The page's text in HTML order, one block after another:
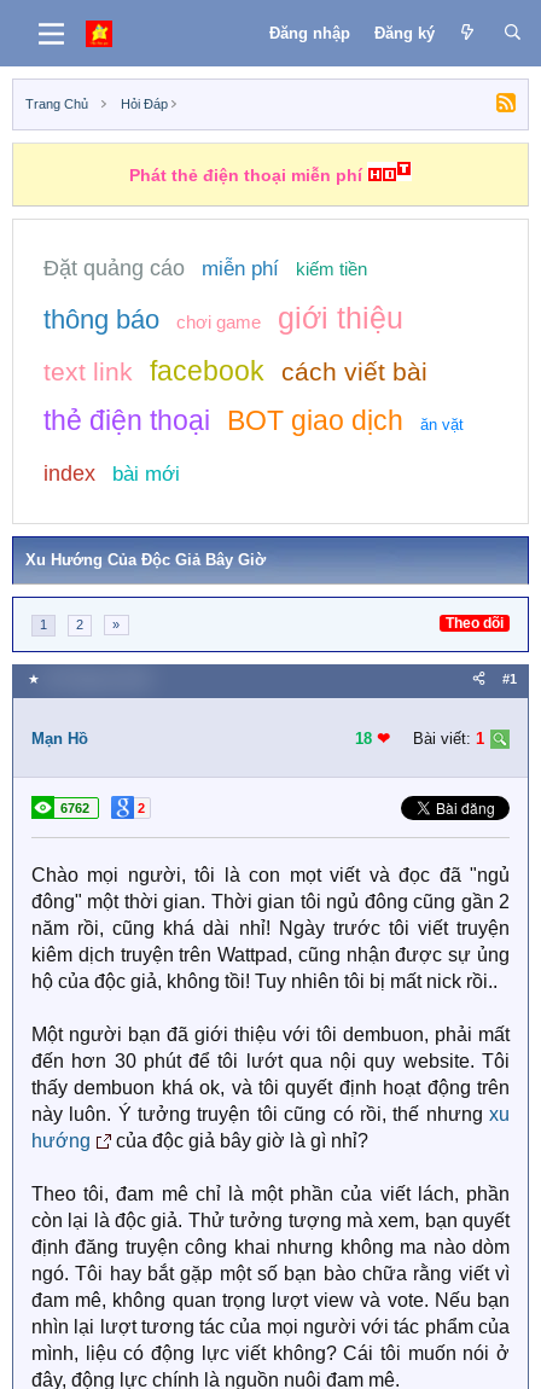
Đăng nhập Đăng ký
Trang Chủ Hỏi Đáp
Những nhiệm vụ kiếm tiền
Đặt quảng cáo miễn phí kiếm tiền
thông báo chơi game giới thiệu
text link facebook cách viết bài
thẻ điện thoại BOT giao dịch ăn vặt
index bài mới
Xu Hướng Của Độc Giả Bây Giờ
1 2 » Theo dõi
★ #1
Mạn Hồ 18 ❤︎ Bài viết: 1
6762 2
Chào mọi người, tôi là con mọt viết và đọc đã "ngủ
đông" một thời gian. Thời gian tôi ngủ đông cũng gần 2
năm rồi, cũng khá dài nhỉ! Ngày trước tôi viết truyện
kiêm dịch truyện trên Wattpad, cũng nhận được sự ủng
hộ của độc giả, không tồi! Tuy nhiên tôi bị mất nick rồi..
Một người bạn đã giới thiệu với tôi dembuon, phải mất
đến hơn 30 phút để tôi lướt qua nội quy website. Tôi
thấy dembuon khá ok, và tôi quyết định hoạt động trên
này luôn. Ý tưởng truyện tôi cũng có rồi, thế nhưng xu
hướng
của độc giả bây giờ là gì nhỉ?
Theo tôi, đam mê chỉ là một phần của viết lách, phần
còn lại là độc giả. Thử tưởng tượng mà xem, bạn quyết
định đăng truyện công khai nhưng không ma nào dòm
ngó. Tôi hay bắt gặp một số bạn bào chữa rằng viết vì
đam mê, không quan trọng lượt view và vote. Nếu bạn
nhìn lại lượt tương tác của mọi người với tác phẩm của
mình, liệu có động lực viết không? Cái tôi muốn nói ở
đây, động lực chính là nguồn nuôi đam mê.